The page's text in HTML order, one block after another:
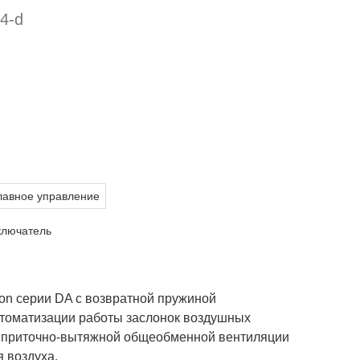
d
управление
серии DA с возвратной пружиной
работы заслонок воздушных
вытяжной общеобменной вентиляции
воздуха.